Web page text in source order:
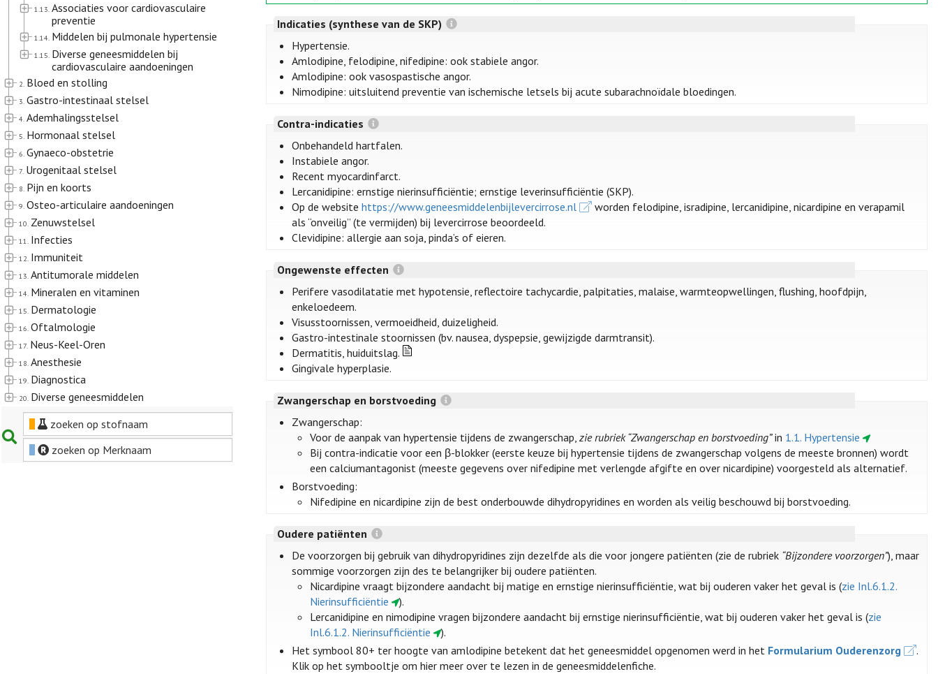
1.13. Associaties voor cardiovasculaire
preventie
1.14. Middelen bij pulmonale hypertensie
1.15. Diverse geneesmiddelen bij
cardiovasculaire aandoeningen
2. Bloed en stolling
3. Gastro-intestinaal stelsel
4. Ademhalingsstelsel
5. Hormonaal stelsel
6. Gynaeco-obstetrie
7. Urogenitaal stelsel
8. Pijn en koorts
9. Osteo-articulaire aandoeningen
10. Zenuwstelsel
11. Infecties
12. Immuniteit
13. Antitumorale middelen
14. Mineralen en vitaminen
15. Dermatologie
16. Oftalmologie
17. Neus-Keel-Oren
18. Anesthesie
19. Diagnostica
20. Diverse geneesmiddelen
zoeken op stofnaam
zoeken op Merknaam
Indicaties (synthese van de SKP)
Hypertensie.
Amlodipine, felodipine, nifedipine: ook stabiele angor.
Amlodipine: ook vasospastische angor.
Nimodipine: uitsluitend preventie van ischemische letsels bij acute subarachnoïdale bloedingen.
Contra-indicaties
Onbehandeld hartfalen.
Instabiele angor.
Recent myocardinfarct.
Lercanidipine: ernstige nierinsufficiëntie; ernstige leverinsufficiëntie (SKP).
Op de websitehttps://www.geneesmiddelenbijlevercirrose.nl
worden felodipine, isradipine, lercanidipine, nicardipine en verapamil
als “onveilig” (te vermijden) bij levercirrose beoordeeld.
Clevidipine: allergie aan soja, pinda’s of eieren.
Ongewenste effecten
Perifere vasodilatatie met hypotensie, reflectoire tachycardie, palpitaties, malaise, warmteopwellingen, flushing, hoofdpijn,
enkeloedeem.
Visusstoornissen, vermoeidheid, duizeligheid.
Gastro-intestinale stoornissen (bv. nausea, dyspepsie, gewijzigde darmtransit).
Dermatitis, huiduitslag.
Gingivale hyperplasie.
Zwangerschap en borstvoeding
Zwangerschap:
Voor de aanpak van hypertensie tijdens de zwangerschap,zie rubriek “Zwangerschap en borstvoeding”in 1.1. Hypertensie
Bij contra-indicatie voor een β-blokker (eerste keuze bij hypertensie tijdens de zwangerschap volgens de meeste bronnen) wordt
een calciumantagonist (meeste gegevens over nifedipine met verlengde afgifte en over nicardipine) voorgesteld als alternatief.
Borstvoeding:
Nifedipine en nicardipine zijn de best onderbouwde dihydropyridines en worden als veilig beschouwd bij borstvoeding.
Oudere patiënten
De voorzorgen bij gebruik van dihydropyridines zijn dezelfde als die voor jongere patiënten (zie de rubriek “Bijzondere voorzorgen”), maar
sommige voorzorgen zijn des te belangrijker bij oudere patiënten.
Nicardipine vraagt bijzondere aandacht bij matige en ernstige nierinsufficiëntie, wat bij ouderen vaker het geval is (zie Inl.6.1.2.
Nierinsufficiëntie
).
Lercanidipine en nimodipine vragen bijzondere aandacht bij ernstige nierinsufficiëntie, wat bij ouderen vaker het geval is (zie
Inl.6.1.2. Nierinsufficiëntie
).
Het symbool 80+ ter hoogte van amlodipine betekent dat het geneesmiddel opgenomen werd in het Formularium Ouderenzorg
.
Klik op het symbooltje om hier meer over te lezen in de geneesmiddelenfiche.